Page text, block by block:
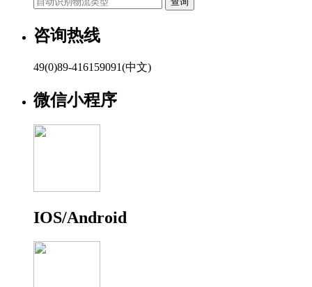
咨询热线
49(0)89-416159091(中文)
微信小程序
IOS/Android